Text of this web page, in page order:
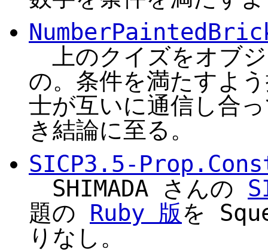
上のクイズをオブ
の。条件を満たすよ
士が互いに通信し合
き結論に至る。
SICP3.5-
SHIMADA さんの
題の Ruby 版を
りなし。